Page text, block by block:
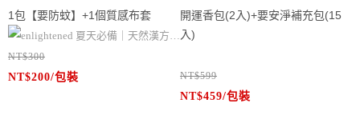
✔ 可吊掛於窗戶、門邊、帳篷、嬰兒
✔ 特別適合容易被蚊子叮咬者、戶外
✔ 可吊掛於窗戶、門邊、帳篷、嬰兒
車等通風處，亦可隨身攜帶外出使用
運動族群、孕婦與小朋友使用
✔ 為您與家人打造天然安全的驅蚊保
1包【要防蚊】+1個質感布套
夏天必備｜天然漢方防
蚊香包
✔ 台灣製造，100%純天然配方，無
NT$300
NT$200/包裝
開運香包(2入)+要安淨補充包(15
入)
✨【除穢開運包】✨
淨化磁場・轉運開運・迎來好運新氣
你是否覺得最近運勢不順、總有莫名
NT$599
NT$459/包裝